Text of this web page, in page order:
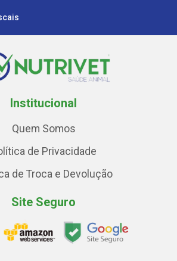
Institucional
Quem Somos
de Privacidade
de Troca e Devolução
Site Seguro